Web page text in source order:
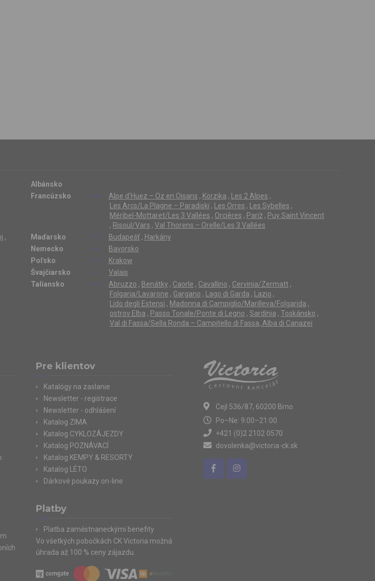
Albánsko
Francúzsko Alpe d'Huez – Oz en Oisans , Korzika , Les 2 Alpes ,
Les Arcs/La Plagne – Paradiski , Les Orres , Les Sybelles ,
Méribel-Mottaret/Les 3 Vallées , Orcières , Paríž , Puy Saint Vincent
, Risoul/Vars , Val Thorens – Orelle/Les 3 Vallées
,
Maďarsko Budapešť , Harkány
Nemecko
Bavorsko
Poľsko
Krakow
Švajčiarsko
Valais
Taliansko
Abruzzo , Benátky , Caorle , Cavallino , Cervinia/Zermatt ,
Folgaria/Lavarone , Gargano , Lago di Garda , Lazio ,
Lido degli Estensi , Madonna di Campiglio/Marilleva/Folgarida ,
ostrov Elba , Passo Tonale/Ponte di Legno , Sardínia , Toskánsko ,
Val di Fassa/Sella Ronda – Campitello di Fassa, Alba di Canazei
Pre klientov
Katalógy na zaslanie
Newsletter - registrace
Newsletter - odhlášení
Katalog ZIMA
Katalog CYKLOZÁJEZDY
Katalog POZNÁVACÍ
Katalog KEMPY & RESORTY
Katalog LÉTO
Dárkové poukazy on-line
Platby
Platba zaměstnaneckými benefity
Vo všetkých pobočkách CK Victoria možná
úhrada až 100 % ceny zájazdu.
Cejl 536/87, 60200 Brno
Po–Ne: 9:00–21:00
+421 (0)2 2102 0570
dovolenka@victoria-ck.sk